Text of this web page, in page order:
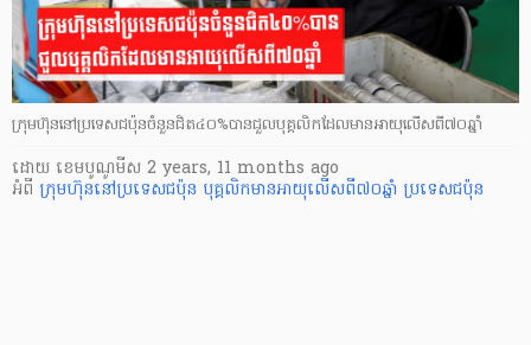
ក្រុមហ៊ុននៅប្រទេសជប៉ុនចំនួនជិត៤០%បានជួលបុគ្គលិកដែលមានអាយុលើសពី៧០ឆ្នាំ
ដោយ ​ ខេមបូណូមីស 2 years, 11 months ago
អំពី ក្រុមហ៊ុននៅប្រទេសជប៉ុន បុគ្គលិកមានអាយុលើសពី៧០ឆ្នាំ ប្រទេសជប៉ុន